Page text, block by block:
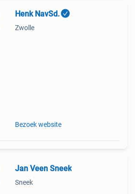
Henk NavSd.
Zwolle
Bezoek website
Jan Veen Sneek
Sneek